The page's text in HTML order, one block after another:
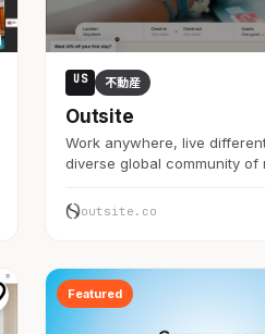
US 不動産
Outsite
Work anywhere, live
diverse global community of
outsite.co
Featured